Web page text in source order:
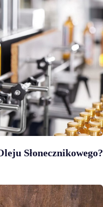
Słonecznikowego?